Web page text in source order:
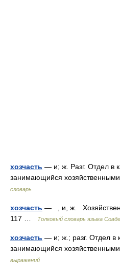
хозчасть — и; ж. Разг. Отдел в
занимающийся
словарь
хозчасть — , и, ж.
117 …
Толковый словарь языка
хозчасть — и; ж.; разг. Отдел в
занимающийся
выражений